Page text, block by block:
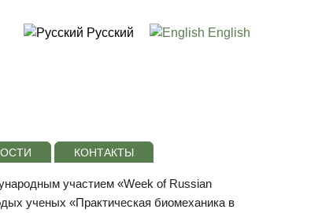
Русский English
КОНТАКТЫ
участием «Week of Russian
ученых «Практическая биомеханика в